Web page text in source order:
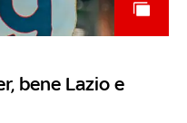
bene Lazio e